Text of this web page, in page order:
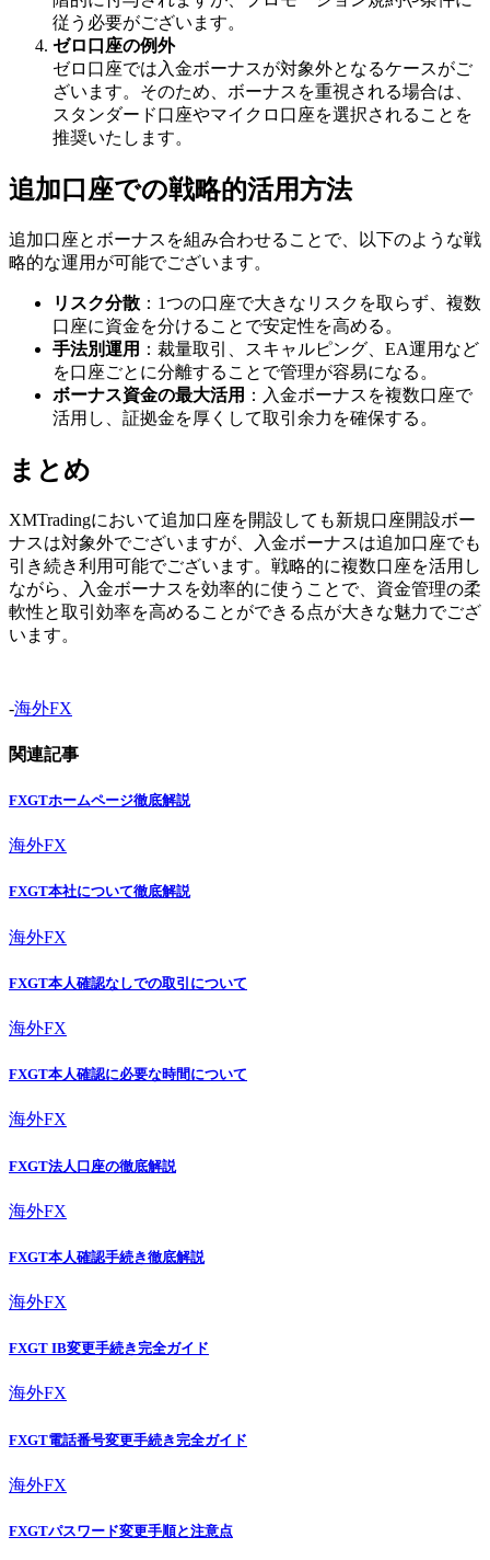
従う必要がございます。
ゼロ口座の例外
ゼロ口座では入金ボーナスが対象外となるケースがご
ざいます。そのため、ボーナスを重視される場合は、
スタンダード口座やマイクロ口座を選択されることを
推奨いたします。
追加口座での戦略的活用方法
追加口座とボーナスを組み合わせることで、以下のような戦
略的な運用が可能でございます。
リスク分散 ：1つの口座で大きなリスクを取らず、複数
口座に資金を分けることで安定性を高める。
手法別運用 ：裁量取引、スキャルピング、EA運用など
を口座ごとに分離することで管理が容易になる。
ボーナス資金の最大活用 ：入金ボーナスを複数口座で
活用し、証拠金を厚くして取引余力を確保する。
まとめ
XMTradingにおいて追加口座を開設しても新規口座開設ボー
ナスは対象外でございますが、入金ボーナスは追加口座でも
引き続き利用可能でございます。戦略的に複数口座を活用し
ながら、入金ボーナスを効率的に使うことで、資金管理の柔
軟性と取引効率を高めることができる点が大きな魅力でござ
います。
-海外FX
関連記事
FXGTホームページ徹底解説
海外FX
FXGT本社について徹底解説
海外FX
FXGT本人確認なしでの取引について
海外FX
FXGT本人確認に必要な時間について
海外FX
FXGT法人口座の徹底解説
海外FX
FXGT本人確認手続き徹底解説
海外FX
FXGT IB変更手続き完全ガイド
海外FX
FXGT電話番号変更手続き完全ガイド
海外FX
FXGTパスワード変更手順と注意点